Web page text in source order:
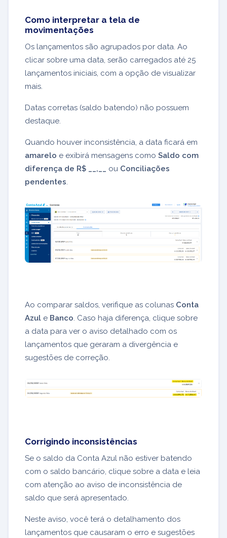
Como interpretar a tela de
movimentações
Os lançamentos são agrupados por data. Ao
clicar sobre uma data, serão carregados até 25
lançamentos iniciais, com a opção de visualizar
mais.
Datas corretas (saldo batendo) não possuem
destaque.
Quando houver inconsistência, a data ficará em
amarelo e exibirá mensagens como Saldo com
diferença de R$ __,__
ou Conciliações
pendentes.
Ao comparar saldos, verifique as colunas Conta
Azul e Banco. Caso haja diferença, clique sobre
a data para ver o aviso detalhado com os
lançamentos que geraram a divergência e
sugestões de correção.
Corrigindo inconsistências
Se o saldo da Conta Azul não estiver batendo
com o saldo bancário, clique sobre a data e leia
com atenção ao aviso de inconsistência de
saldo que será apresentado.
Neste aviso, você terá o detalhamento dos
lançamentos que causaram o erro e sugestões